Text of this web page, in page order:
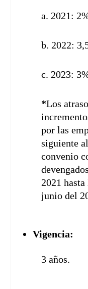
a. 2021:
b. 2022:
c. 2023:
*Los
por las
siguiente
convenio
2021
junio del
Vigencia:
3 años.